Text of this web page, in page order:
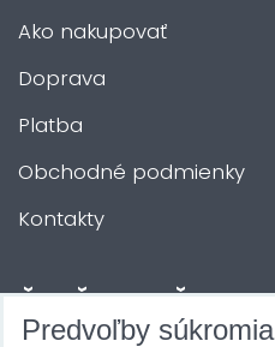
Ako nakupovať
Doprava
Platba
Obchodné podmienky
Kontakty
ĎALŠIE SLUŽBY
Predvoľby súkromia